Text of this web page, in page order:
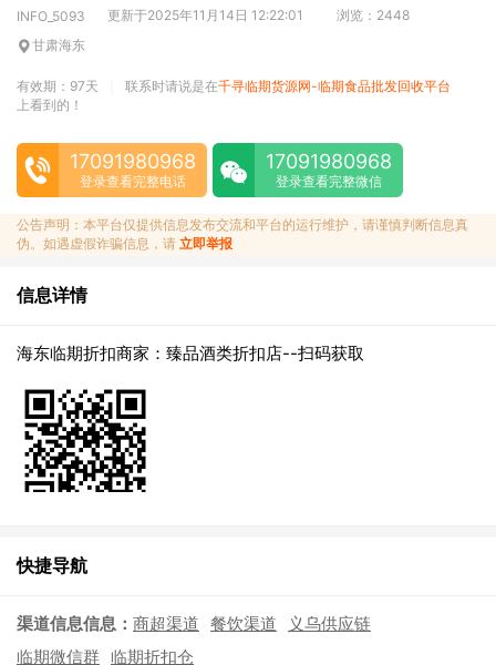
INFO_5093 更新于2025年11月14日 12:22:01
浏览：2448
甘肃海东
有效期：97天 联系时请说是在千寻临期货源网-临期食品批发回收平台
上看到的！
17091980968
登录查看完整电话
17091980968
登录查看完整微信
公告声明：本平台仅提供信息发布交流和平台的运行维护，请谨慎判断信息真
伪。如遇虚假诈骗信息，请 立即举报
信息详情
海东临期折扣商家：臻品酒类折扣店--扫码获取
快捷导航
渠道信息信息： 商超渠道 餐饮渠道
义乌供应链
临期微信群 临期折扣仓